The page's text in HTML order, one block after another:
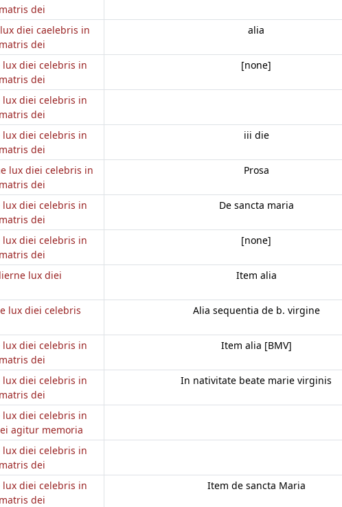
matris dei
diei caelebris in
matris dei
alia
lux diei celebris in
matris dei
[none]
lux diei celebris in
matris dei
lux diei celebris in
matris dei
iii die
lux diei celebris in
matris dei
Prosa
lux diei celebris in
matris dei
De sancta maria
lux diei celebris in
matris dei
[none]
lux diei Item alia
lux diei celebris Alia sequentia de b. virgine
lux diei celebris in
matris dei
Item alia [BMV]
lux diei celebris in
matris dei
In nativitate beate marie virginis
lux diei celebris in
agitur memoria
lux diei celebris in
matris dei
lux diei celebris in
matris dei
Item de sancta Maria